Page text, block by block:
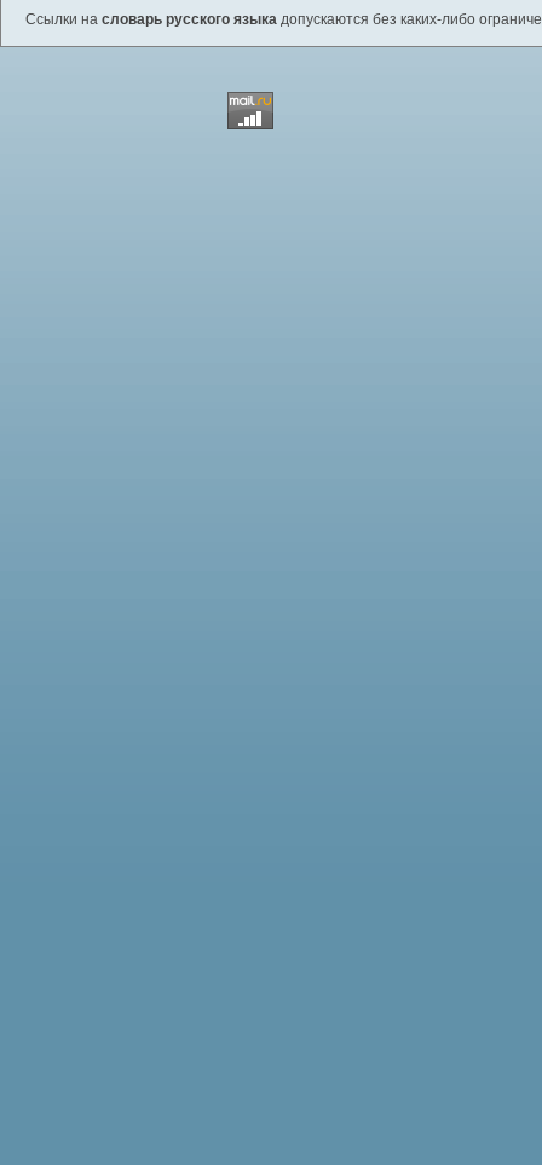
Ссылки на словарь русского языка допускаются без каких-либо